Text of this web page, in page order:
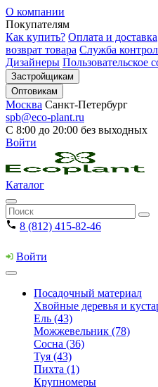
О компании
Покупателям
Как купить? Оплата и доставка
возврат товара Служба
Дизайнеры Пользовательское
Застройщикам
Оптовикам
Москва Санкт-Петербург
spb@eco-plant.ru
С 8:00 до 20:00 без выходных
Войти
Каталог
8 (812) 415-82-46
Войти
Посадочный материал
Хвойные деревья и
Ель (43)
Можжевельник (78)
Сосна (36)
Туя (43)
Пихта (1)
Крупномеры